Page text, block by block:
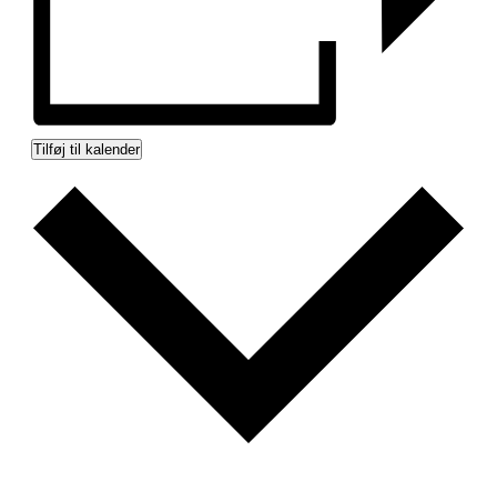
Tilføj til kalender